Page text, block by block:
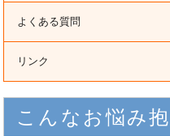
よくある質問
リンク
こんなお悩み